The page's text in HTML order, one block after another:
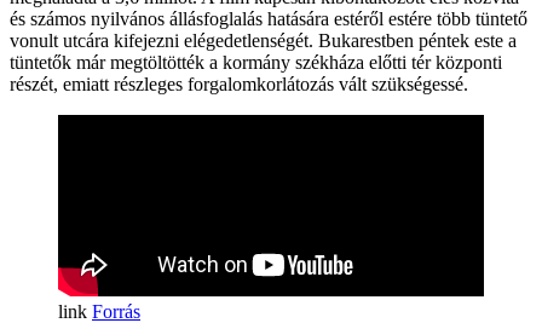
és számos nyilvános állásfoglalás hatására estéről estére több tüntető
vonult utcára kifejezni elégedetlenségét. Bukarestben péntek este a
tüntetők már megtöltötték a kormány székháza előtti tér központi
részét, emiatt részleges forgalomkorlátozás vált szükségessé.
Forrás